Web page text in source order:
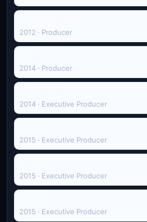
2012 · Producer
2014 · Producer
2014 · Executive Producer
2015 · Executive Producer
2015 · Executive Producer
2015 · Executive Producer